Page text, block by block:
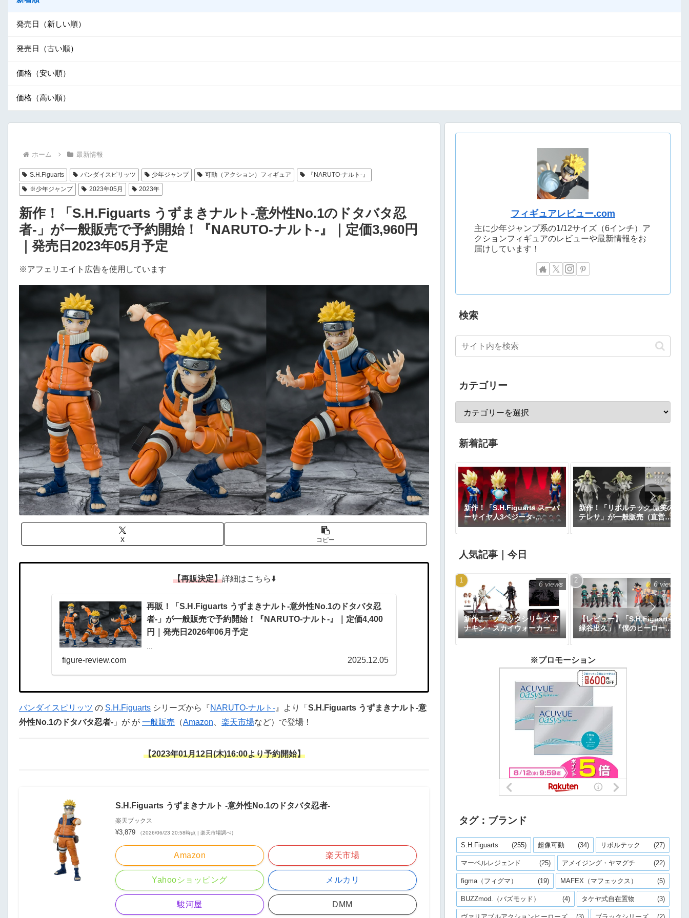
発売日（新しい順）
発売日（古い順）
価格（安い順）
価格（高い順）
ホーム 最新情報
S.H.Figuarts バンダイスピリッツ 少年ジャンプ 可動（アクション）フィギュア
『NARUTO-ナルト-』
※少年ジャンプ
2023年05月 2023年
新作！「S.H.Figuarts うずまきナルト-意外性No.1のドタバタ忍
者-」が一般販売で予約開始！『NARUTO-ナルト-』｜定価3,960円
｜発売日2023年05月予定
※アフェリエイト広告を使用しています
X コピー
【再販決定】詳細はこちら⬇️
再販！「S.H.Figuarts うずまきナルト-意外性No.1のドタバタ忍
者-」が一般販売で予約開始！『NARUTO-ナルト-』｜定価4,400
円｜発売日2026年06月予定
figure-review.com 2025.12.05
バンダイスピリッツ の S.H.Figuarts シリーズから『NARUTO-ナルト- 』より「 S.H.Figuarts うずまきナルト-意
外性No.1のドタバタ忍者- 」が が 一般販売 （Amazon 楽天市場など）で登場！
【2023年01月12日(木)16:00より予約開始】
S.H.Figuarts うずまきナルト -意外性No.1のドタバタ忍者-
楽天ブックス
¥3,879 （2026/06/23 20:58時点 | 楽天市場調べ）
Amazon 楽天市場
Yahooショッピング メルカリ
駿河屋 DMM
フィギュアレビュー.com
主に少年ジャンプ系の1/12サイズ（6インチ）ア
クションフィギュアのレビューや最新情報をお
届けしています！
検索
カテゴリー
新着記事
新作！「S.H.Figuarts スーパ
ーサイヤ人3ベジータ-
DAIMA-」がプレミアムバン
円｜発売日2027年1月予定
新作！「リボルテック 微笑の
テレサ」が一般販売（直営店
限定特典あり）で登場！
人気記事｜今日
新作！「ブラックシリーズ ア
ナキン・スカイウォーカー＆
オビ＝ワン・ケノービ プレミ
【Amazon.co.jp限定】で予
約開始｜価格26,616円、発売
ド3／シスの復讐』
6 views
【レビュー】「S.H.Figuarts
緑谷出久」『僕のヒーローア
カデミア』
6 views
※プロモーション
タグ：ブランド
S.H.Figuarts (255) 超像可動 (34) リボルテック (27)
マーベルレジェンド (25) アメイジング・ヤマグチ (22)
figma（フィグマ） (19) MAFEX（マフェックス） (5)
BUZZmod.（バズモッド） (4) タケヤ式自在置物 (3)